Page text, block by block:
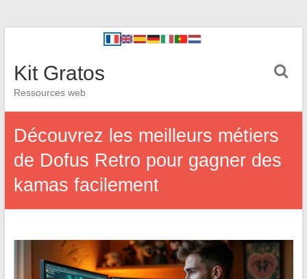
Kit Gratos
Ressources web
Découvrez les meilleurs métiers
de Dofus Retro pour gagner des
kamas facilement